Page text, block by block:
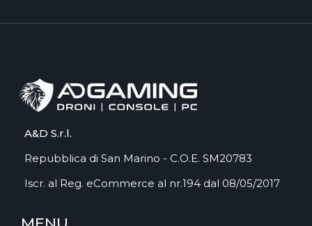
A&D S.r.l.
Repubblica di San Marino - C.O.E. SM20783
Iscr. al Reg. eCommerce al nr.194 dal 08/05/2017
MENU